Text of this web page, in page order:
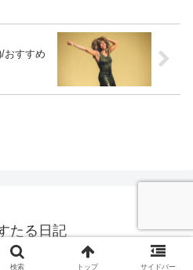
おすすめ
たる日記
りすたる日記.
検索 トップ サイドバー